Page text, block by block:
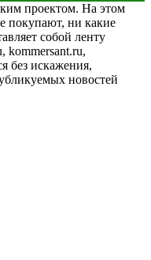
проектом. На этом
покупают, ни какие
собой ленту
kommersant.ru,
без искажения,
новостей